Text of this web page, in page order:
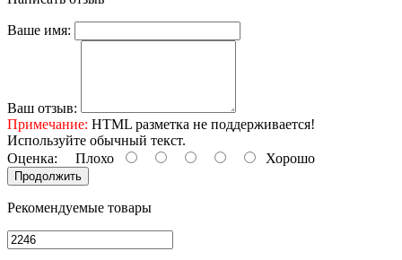
Ваше имя:
Ваш отзыв:
Примечание: HTML разметка не поддерживается!
Используйте обычный текст.
Оценка: Плохо Хорошо
Продолжить
Рекомендуемые товары